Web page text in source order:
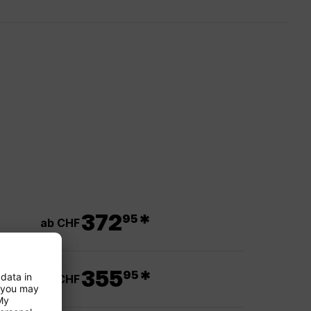
ab CHF37295 *
ab CHF35595 *